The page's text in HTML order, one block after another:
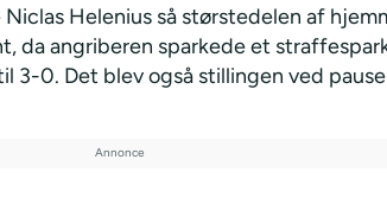
Helenius så størstedelen af
da angriberen sparkede et
3-0. Det blev også stillingen ved